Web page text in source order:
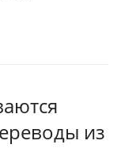
из